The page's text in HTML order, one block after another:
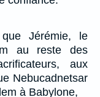
Jérémie, le
au reste des
aux
Nebucadnetsar
à Babylone,